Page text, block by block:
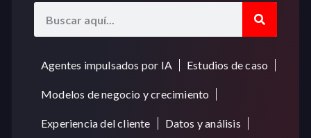
Agentes impulsados por IA Estudios de caso
Modelos de negocio y crecimiento
Experiencia del cliente Datos y análisis